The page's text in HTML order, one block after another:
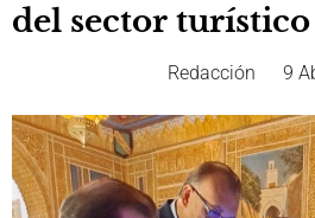
del sector turístico
Redacción 9